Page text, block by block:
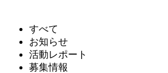
すべて
お知らせ
活動レポート
募集情報